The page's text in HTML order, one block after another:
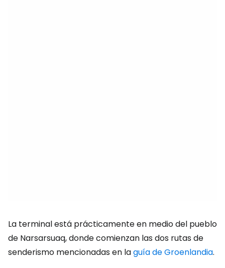
La terminal está prácticamente en medio del pueblo
de Narsarsuaq, donde comienzan las dos rutas de
senderismo mencionadas en laguía de Groenlandia.